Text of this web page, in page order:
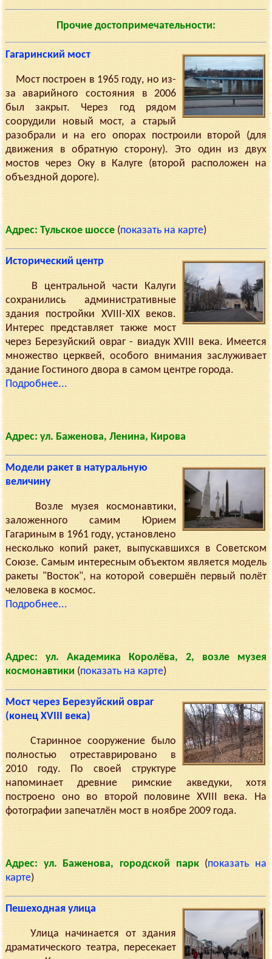
Прочие достопримечательности:
Гагаринский мост
Мост построен в 1965 году, но из-
за аварийного состояния в 2006
был закрыт. Через год рядом
соорудили новый мост, а старый
разобрали и на его опорах построили второй (для
движения в обратную сторону). Это один из двух
мостов через Оку в Калуге (второй расположен на
объездной дороге).
Адрес: Тульское шоссе(показать на карте)
Исторический центр
В центральной части Калуги
сохранились административные
здания постройки XVIII-XIX веков.
Интерес представляет также мост
через Березуйский овраг - виадук XVIII века. Имеется
множество церквей, особого внимания заслуживает
здание Гостиного двора в самом центре города.
Подробнее...
Адрес: ул. Баженова, Ленина, Кирова
Модели ракет в натуральную
величину
Возле музея космонавтики,
заложенного самим Юрием
Гагариным в 1961 году, установлено
несколько копий ракет, выпускавшихся в Советском
Союзе. Самым интересным объектом является модель
ракеты "Восток", на которой совершён первый полёт
человека в космос.
Подробнее...
Адрес: ул. Академика Королёва, 2, возле музея
космонавтики (показать на карте)
Мост через Березуйский овраг
(конец XVIII века)
Старинное сооружение было
полностью отреставрировано в
2010 году. По своей структуре
напоминает древние римские акведуки, хотя
построено оно во второй половине XVIII века. На
фотографии запечатлён мост в ноябре 2009 года.
Адрес: ул. Баженова, городской парк(показать на
карте)
Пешеходная улица
Улица начинается от здания
драматического театра, пересекает